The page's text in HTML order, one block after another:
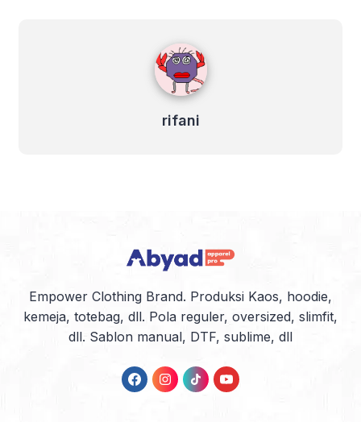
rifani
Empower Clothing Brand. Produksi Kaos, hoodie,
kemeja, totebag, dll. Pola reguler, oversized, slimfit,
dll. Sablon manual, DTF, sublime, dll